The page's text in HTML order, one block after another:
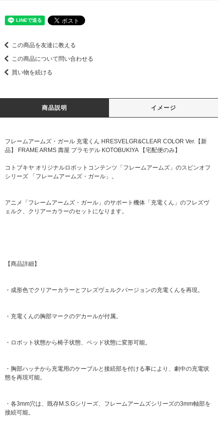
この商品を友達に教える
この商品について問い合わせる
買い物を続ける
商品説明 イメージ
フレームアームズ・ガール 充電くん HRESVELGR&CLEAR COLOR Ver.【新
品】 FRAME ARMS 壽屋 プラモデル KOTOBUKIYA 【宅配便のみ】
コトブキヤ オリジナルロボットコンテンツ「フレームアームズ」のスピンオフ
シリーズ 「フレームアームズ・ガール」。
アニメ「フレームアームズ・ガール」のサポート機体「充電くん」のフレズヴ
ェルク、クリアーカラーのセットになります。
【商品詳細】
・成形色でクリアーカラーとフレズヴェルクバージョンの充電くんを再現。
・充電くんの胸部マークのデカールが付属。
・ロボット状態から椅子状態、ベッド状態に変形可能。
・胸部ハッチから充電用のケーブルと接続部を付ける事により、劇中の充電状
態を再現可能。
・各3mm穴は、既存M.S.Gシリーズ、フレームアームズシリーズの3mm軸部を
接続可能。